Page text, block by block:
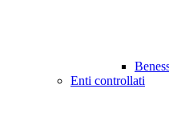
Enti controllati